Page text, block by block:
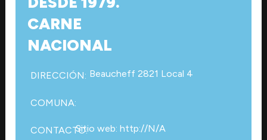
CARNE
NACIONAL
DIRECCIÓN: Beaucheff 2821 Local 4
COMUNA:
CONTACTO:Sitio web: http://N/A